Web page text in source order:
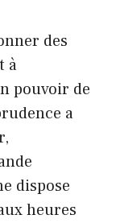
des
à
pouvoir de
a
dispose
heures